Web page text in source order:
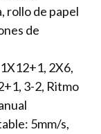
rollo de papel
de
2X6,
3-2, Ritmo
5mm/s,